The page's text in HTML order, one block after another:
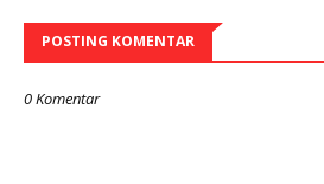
POSTING KOMENTAR
0 Komentar